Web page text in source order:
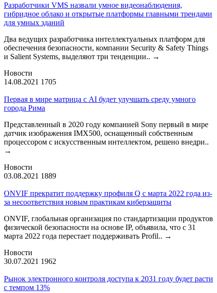
Разработчики VMS назвали умное видеонаблюдения,
гибридное облако и открытые платформы главными трендами
для умных зданий
Два ведущих разработчика интеллектуальных платформ для
обеспечения безопасности, компании Security & Safety Things
и Salient Systems, выделяют три тенденции.. →
Новости
14.08.2021 1705
Первая в мире матрица с AI будет улучшать среду умного
города Рима
Представленный в 2020 году компанией Sony первый в мире
датчик изображения IMX500, оснащенный собственным
процессором с искусственным интеллектом, решено внедри..
→
Новости
03.08.2021 1889
ONVIF прекратит поддержку профиля Q с марта 2022 года из-
за несоответствия новым практикам киберзащиты
ONVIF, глобальная организация по стандартизации продуктов
физической безопасности на основе IP, объявила, что с 31
марта 2022 года перестает поддерживать Profil.. →
Новости
30.07.2021 1962
Рынок электронного контроля доступа к 2031 году будет расти
с темпом 13%